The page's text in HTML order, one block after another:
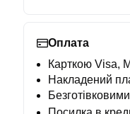
Оплата
Карткою Visa,
Накладений